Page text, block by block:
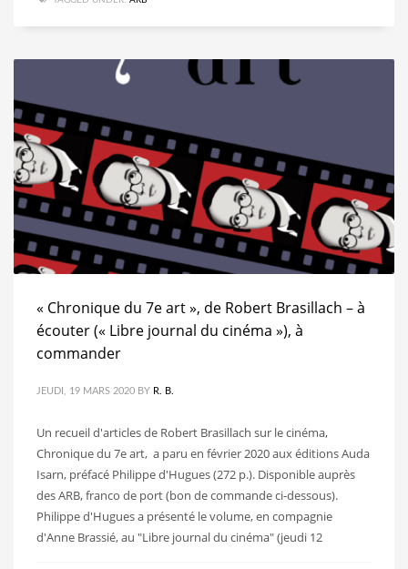
« Chronique du 7e art », de Robert Brasillach – à
écouter (« Libre journal du cinéma »), à
commander
JEUDI, 19 MARS 2020 BY R. B.
Un recueil d'articles de Robert Brasillach sur le cinéma,
Chronique du 7e art, a paru en février 2020 aux éditions Auda
Isarn, préfacé Philippe d'Hugues (272 p.). Disponible auprès
des ARB, franco de port (bon de commande ci-dessous).
Philippe d'Hugues a présenté le volume, en compagnie
d'Anne Brassié, au "Libre journal du cinéma" (jeudi 12